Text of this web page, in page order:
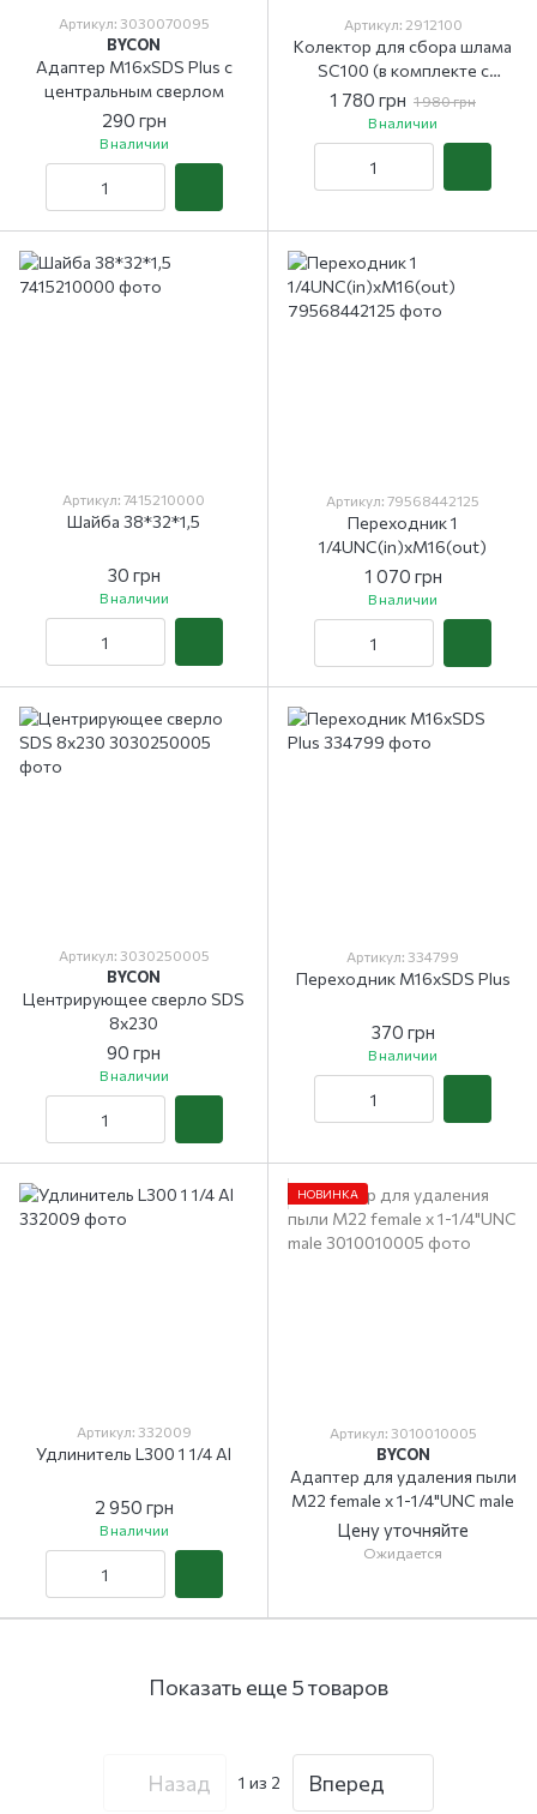
Артикул: 3030070095
BYCON
Адаптер M16xSDS Plus с
центральным сверлом
290 грн
В наличии
Артикул: 2912100
Колектор для сбора шлама
SC100 (в комплекте с
основой)
1 780 грн 1 980 грн
В наличии
Артикул: 7415210000
Шайба 38*32*1,5
30 грн
В наличии
Артикул: 79568442125
Переходник 1
1/4UNC(in)xM16(out)
1 070 грн
В наличии
Артикул: 3030250005
BYCON
Центрирующее сверло SDS
8х230
90 грн
В наличии
Артикул: 334799
Переходник М16xSDS Plus
370 грн
В наличии
Артикул: 332009
Удлинитель L300 1 1/4 Al
2 950 грн
В наличии
НОВИНКА
Артикул: 3010010005
BYCON
Адаптер для удаления пыли
М22 female x 1-1/4"UNC male
Цену уточняйте
Ожидается
Показать еще 5 товаров
Назад 1 из 2 Вперед